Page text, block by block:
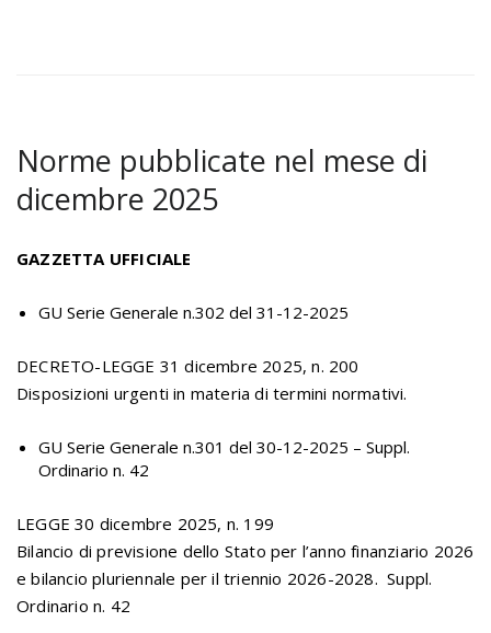
Norme pubblicate nel mese di
dicembre 2025
GAZZETTA UFFICIALE
GU Serie Generale n.302 del 31-12-2025
DECRETO-LEGGE 31 dicembre 2025, n. 200
Disposizioni urgenti in materia di termini normativi.
GU Serie Generale n.301 del 30-12-2025 – Suppl.
Ordinario n. 42
LEGGE 30 dicembre 2025, n. 199
Bilancio di previsione dello Stato per l’anno finanziario 2026
e bilancio pluriennale per il triennio 2026-2028.Suppl.
Ordinario n. 42